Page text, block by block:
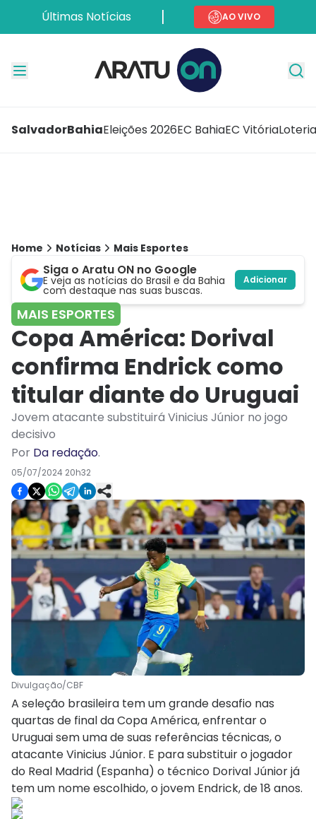
Últimas Notícias AO VIVO
SalvadorBahiaEleições 2026EC BahiaEC Vitória
Home Notícias Mais Esportes
Siga o Aratu ON no Google
E veja as notícias do Brasil e da Bahia
com destaque nas suas buscas.
Adicionar
MAIS ESPORTES
Copa América: Dorival
confirma Endrick como
titular diante do Uruguai
Jovem atacante substituirá Vinicius Júnior no jogo
decisivo
Por Da redação.
05/07/2024 20h32
Divulgação/CBF
A seleção brasileira tem um grande desafio nas
quartas de final da Copa América, enfrentar o
Uruguai sem uma de suas referências técnicas, o
atacante Vinicius Júnior. E para substituir o jogador
do Real Madrid (Espanha) o técnico Dorival Júnior já
tem um nome escolhido, o jovem Endrick, de 18 anos.